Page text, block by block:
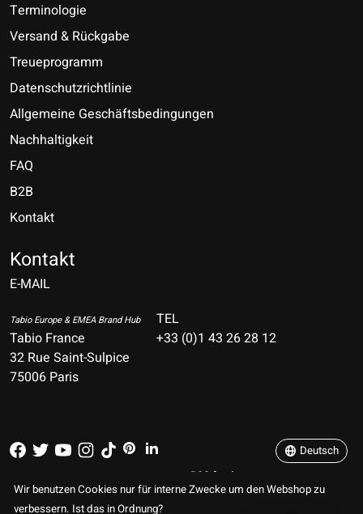
Terminologie
Versand & Rückgabe
Treueprogramm
Datenschutzrichtlinie
Allgemeine Geschäftsbedingungen
Nachhaltigkeit
FAQ
B2B
Kontakt
Kontakt
E-MAIL
Tabio Europe & EMEA Brand Hub
Tabio France
32 Rue Saint-Sulpice
75006 Paris
TEL
+33 (0)1 43 26 28 12
RSS feed
Deutsch
Wir benutzen Cookies nur für interne Zwecke um den Webshop zu
verbessern. Ist das in Ordnung?